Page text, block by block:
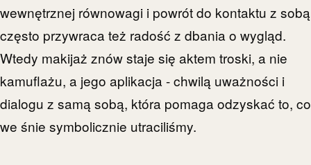
wewnętrznej równowagi i powrót do kontaktu z sobą
często przywraca też radość z dbania o wygląd.
Wtedy makijaż znów staje się aktem troski, a nie
kamuflażu, a jego aplikacja - chwilą uważności i
dialogu z samą sobą, która pomaga odzyskać to, co
we śnie symbolicznie utraciliśmy.